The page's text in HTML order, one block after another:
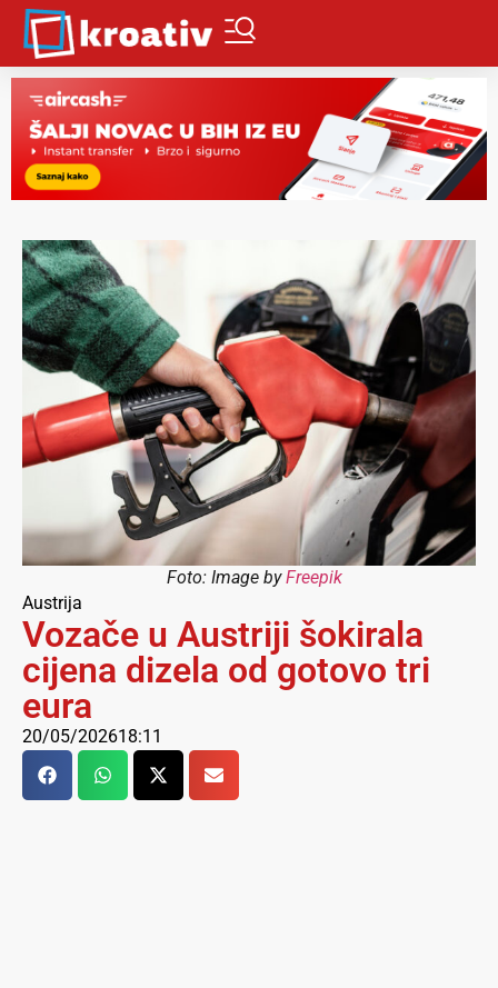
Foto: Image byFreepik
Austrija
Vozače u Austriji šokirala
cijena dizela od gotovo tri
eura
20/05/202618:11